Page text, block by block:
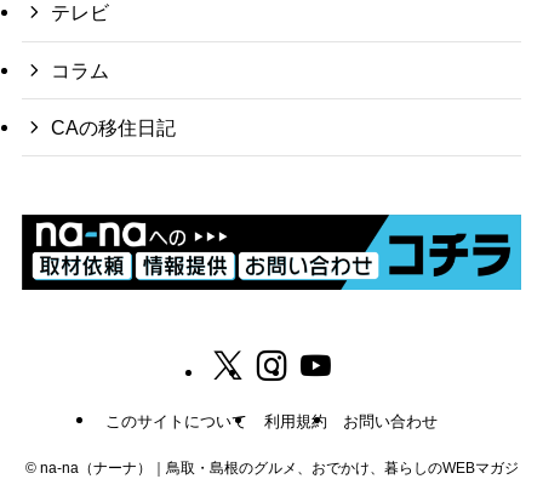
テレビ
コラム
CAの移住日記
このサイトについて 利用規約 お問い合わせ
©na-na（ナーナ）｜鳥取・島根のグルメ、おでかけ、暮らしのWEBマガジ